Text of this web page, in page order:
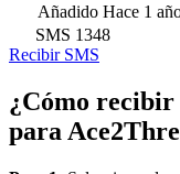
Añadido Hace 1
SMS 1348
Recibir SMS
¿Cómo
para